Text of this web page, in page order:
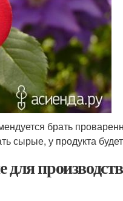
брать
сырые, у продукта